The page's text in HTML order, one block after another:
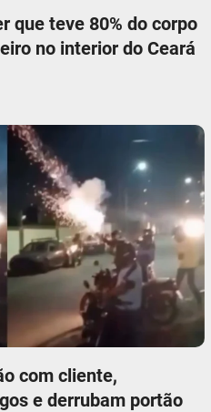
que teve 80% do corpo
no interior do Ceará
com cliente,
e derrubam portão